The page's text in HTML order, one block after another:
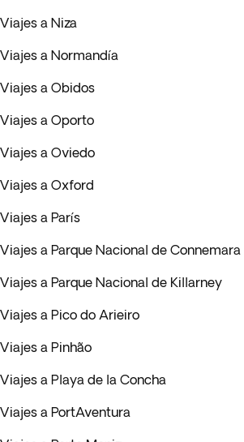
Viajes a Niza
Viajes a Normandía
Viajes a Obidos
Viajes a Oporto
Viajes a Oviedo
Viajes a Oxford
Viajes a París
Viajes a Parque Nacional de Connemara
Viajes a Parque Nacional de Killarney
Viajes a Pico do Arieiro
Viajes a Pinhão
Viajes a Playa de la Concha
Viajes a PortAventura